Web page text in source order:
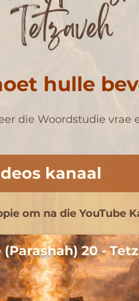
Tetzaveh
hulle
die Woordstudie vrae
kanaal
om na die YouTube
20 -